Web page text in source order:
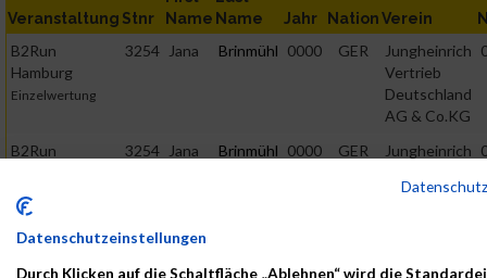
Veranstaltung Stnr
Name Name
Jahr NationVerein
B2Run
Hamburg
Einzelwertung
3254 Jana Brinmühl 0000 GER
Jungheinrich
Vertrieb
Deutschland
AG & Co.KG
B2Run
Einzelwertung
weiblich
3254 Jana Brinmühl 0000 GER
Jungheinrich
Deutschland
Hamburg
Jana
Vertrieb
Datenschutzeinstellungen
Durch Klicken auf die Schaltfläche „Ablehnen“ wird die